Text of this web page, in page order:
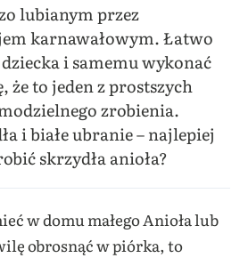
lubianym przez
karnawałowym. Łatwo
i samemu wykonać
że to jeden z prostszych
zrobienia.
i białe ubranie – najlepiej
skrzydła anioła?
w domu małego Anioła lub
obrosnąć w piórka, to